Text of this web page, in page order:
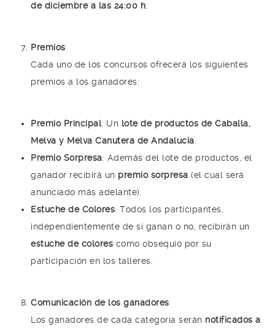
de diciembre a las 24:00 h
Premios
Cada uno de los concursos ofrecerá los siguientes
premios a los ganadores:
Premio Principal: Un lote de productos de Caballa,
Melva y Melva Canutera de Andalucía
Premio Sorpresa: Además del lote de productos, el
ganador recibirá un premio sorpresa (el cual será
anunciado más adelante).
Estuche de Colores: Todos los participantes,
independientemente de si ganan o no, recibirán un
estuche de colores como obsequio por su
participación en los talleres.
Comunicación de los ganadores
Los ganadores de cada categoría serán notificados a